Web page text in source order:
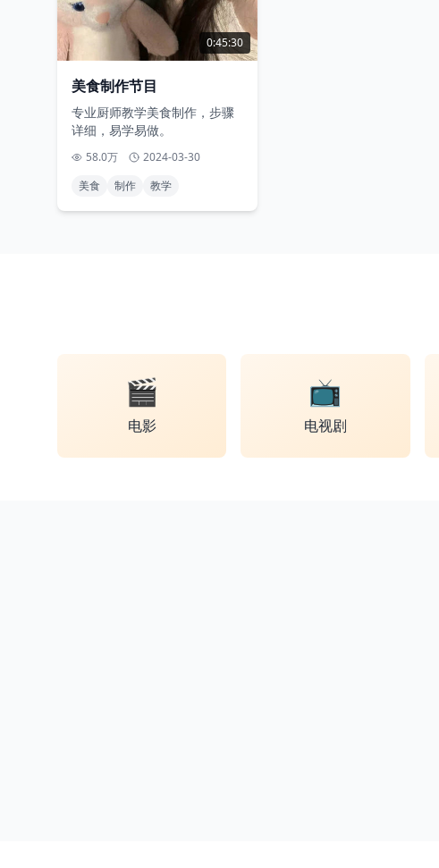
0:45:30
美食制作节目
专业厨师教学美食制作，步骤
详细，易学易做。
58.0万
2024-03-30
美食
制作 教学
🎬
电影
📺
电视剧